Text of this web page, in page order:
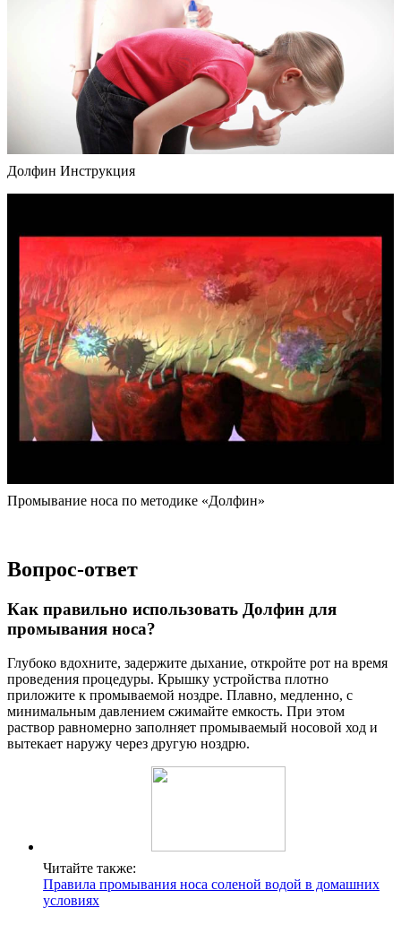
Долфин Инструкция
Промывание носа по методике «Долфин»
Вопрос-ответ
Как правильно использовать Долфин для
промывания носа?
Глубоко вдохните, задержите дыхание, откройте рот на время
проведения процедуры. Крышку устройства плотно
приложите к промываемой ноздре. Плавно, медленно, с
минимальным давлением сжимайте емкость. При этом
раствор равномерно заполняет промываемый носовой ход и
вытекает наружу через другую ноздрю.
Читайте также:
Правила промывания носа соленой водой в домашних
условиях